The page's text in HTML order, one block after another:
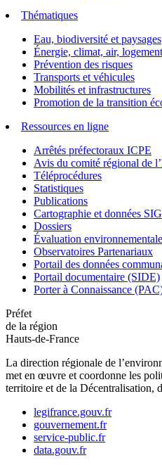
Thématiques
Eau, biodiversité et paysages
Énergie, climat, air,
Prévention des risques
Transports et véhicules
Mobilités et infrastructures
Promotion de la transition
Ressources en ligne
Arrêtés préfectoraux ICPE
Avis du comité régional de
Téléprocédures
Statistiques
Publications
Cartographie et données SIG
Dossiers
Évaluation environnementale
Observatoires Partenariaux
Portail des données
Portail documentaire (SIDE)
Porter à Connaissance
Préfet
de la région
Hauts-de-France
La direction régionale de
met en œuvre et coordonne les
territoire et de la Décentralisation,
legifrance.gouv.fr
gouvernement.fr
service-public.fr
data.gouv.fr